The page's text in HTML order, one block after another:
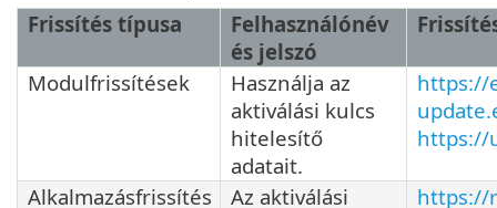
Frissítés típusa
Felhasználónév
és jelszó
Modulfrissítések
Használja az
aktiválási kulcs
hitelesítő
adatait.
https://
https://
Alkalmazásfrissítés
Az aktiválási
https://